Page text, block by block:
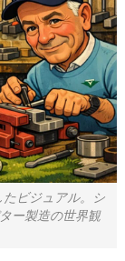
ビジュアル。シ
ー製造の世界観